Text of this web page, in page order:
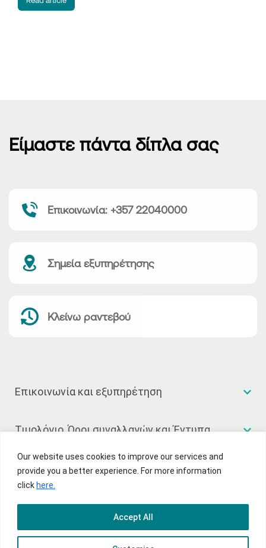
Our website uses cookies to improve our services and
provide you a better experience. For more information
clickhere.
Accept All
Είμαστε πάντα δίπλα σας
Επικοινωνία: +357 22040000
Σημεία εξυπηρέτησης
Κλείνω ραντεβού
Επικοινωνία και εξυπηρέτηση
Τιμολόγιο, Όροι συναλλαγών και Έντυπα
Χρήσιμοι σύνδεσμοι
© 2026 National Bank of Greece